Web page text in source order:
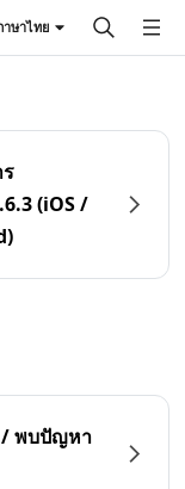
าษาไทย
(iOS /
/ พบปัญหา